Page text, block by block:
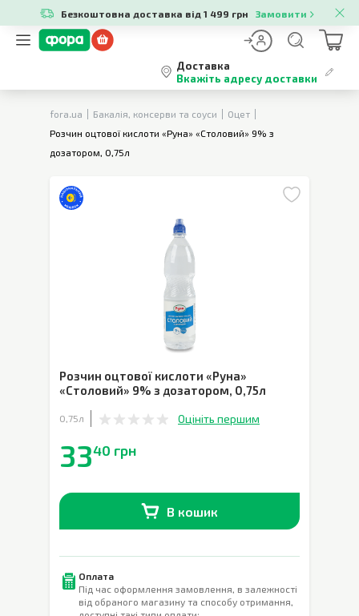
Безкоштовна доставка від 1 499 грн Замовити
Доставка
Вкажіть адресу доставки
fora.ua Бакалія, консерви та соуси
Оцет
Розчин оцтової кислоти «Руна» «Столовий» 9% з
дозатором, 0,75л
Розчин оцтової кислоти «Руна»
«Столовий» 9% з дозатором, 0,75л
0,75л Оцініть першим
3340 грн
В кошик
Оплата
Під час оформлення замовлення, в залежності
від обраного магазину та способу отримання,